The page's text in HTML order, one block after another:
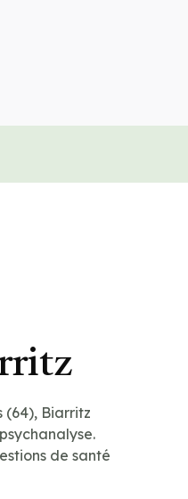
(64), Biarritz
de santé